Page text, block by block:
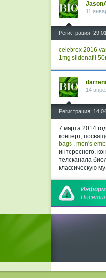
11
Регистрация:
celebrex 2016
1mg sildenafil
14
Регистрация:
7 марта 2014
концерт,
bags , men's
интересного,
телеканала
классическую